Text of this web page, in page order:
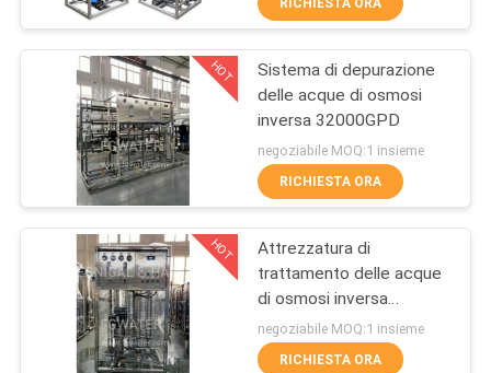
GIRO
DELLA
FABBRICA
CONTROLLO
DI
QUALITÀ
CONTATTICI
Sistema di osmosi
inversa in
contenitori
28
Pile EDI di Suez
54
RICHIESTA ORA
HOT
Sistema di depurazione
delle acque di osmosi
inversa 32000GPD
negoziabile MOQ:1 insieme
RICHIESTA ORA
HOT
Attrezzatura di
trattamento delle acque
di osmosi inversa
10000GPD
negoziabile MOQ:1 insieme
RICHIESTA ORA